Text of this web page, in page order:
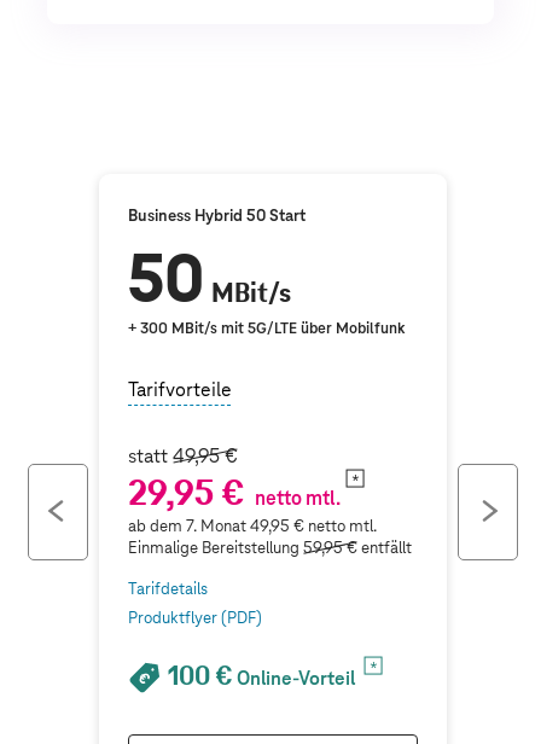
Business Hybrid 50 Start
50 MBit/s
+ 300 MBit/s mit 5G/LTE über Mobilfunk
Tarifvorteile
statt49,95 €
29,95 € netto mtl.
ab dem 7. Monat 49,95 € netto mtl.
Einmalige Bereitstellung 59,95 €entfällt
Tarifdetails
Produktflyer (PDF)
100 € Online-Vorteil
previous
button